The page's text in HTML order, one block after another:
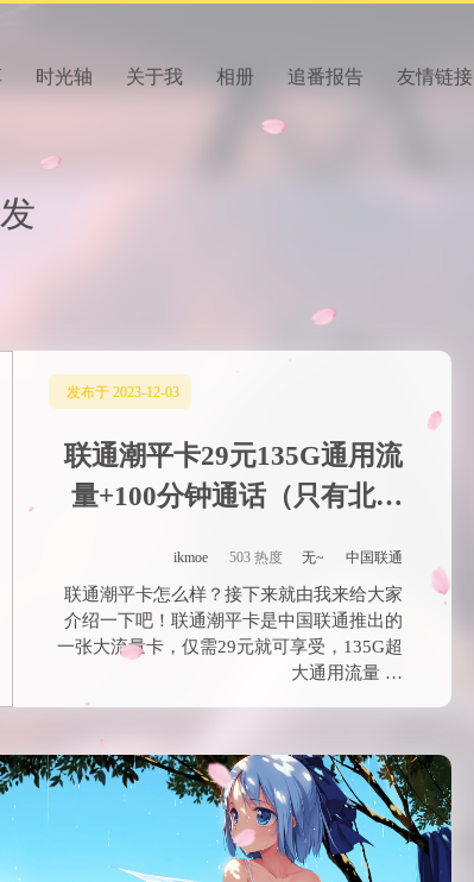
时光轴 关于我 相册 追番报告 友情链接
发布于 2023-12-03
联通潮平卡29元135G通用流
量+100分钟通话（只有北京
ikmoe 503 热度 无~ 中国联通
联通潮平卡怎么样？接下来就由我来给大家
介绍一下吧！联通潮平卡是中国联通推出的
一张大流量卡，仅需29元就可享受，135G超
大通用流量 …